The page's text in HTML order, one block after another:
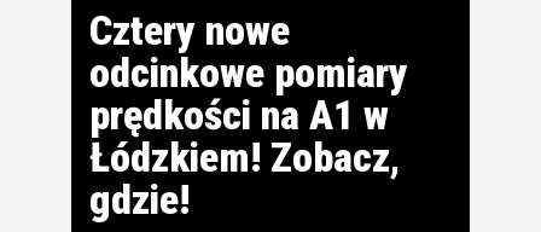
Cztery nowe
odcinkowe pomiary
prędkości na A1 w
Łódzkiem! Zobacz,
gdzie!